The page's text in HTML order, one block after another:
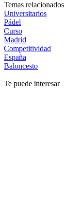
Temas relacionados
Universitarios
Pádel
Curso
Madrid
Competitividad
España
Baloncesto
Te puede interesar